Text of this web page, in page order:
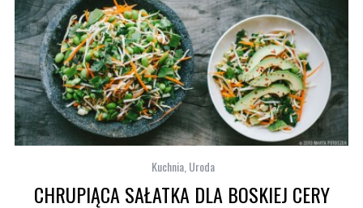
Kuchnia, Uroda
CHRUPIĄCA SAŁATKA DLA BOSKIEJ CERY